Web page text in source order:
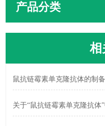
产品分类
相
鼠抗链霉素单克隆抗体的制
关于“鼠抗链霉素单克隆抗